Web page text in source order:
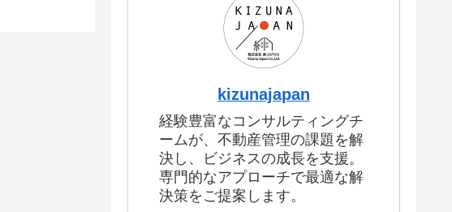
kizunajapan
経験豊富なコンサルティングチ
ームが、不動産管理の課題を解
決し、ビジネスの成長を支援。
専門的なアプローチで最適な解
決策をご提案します。